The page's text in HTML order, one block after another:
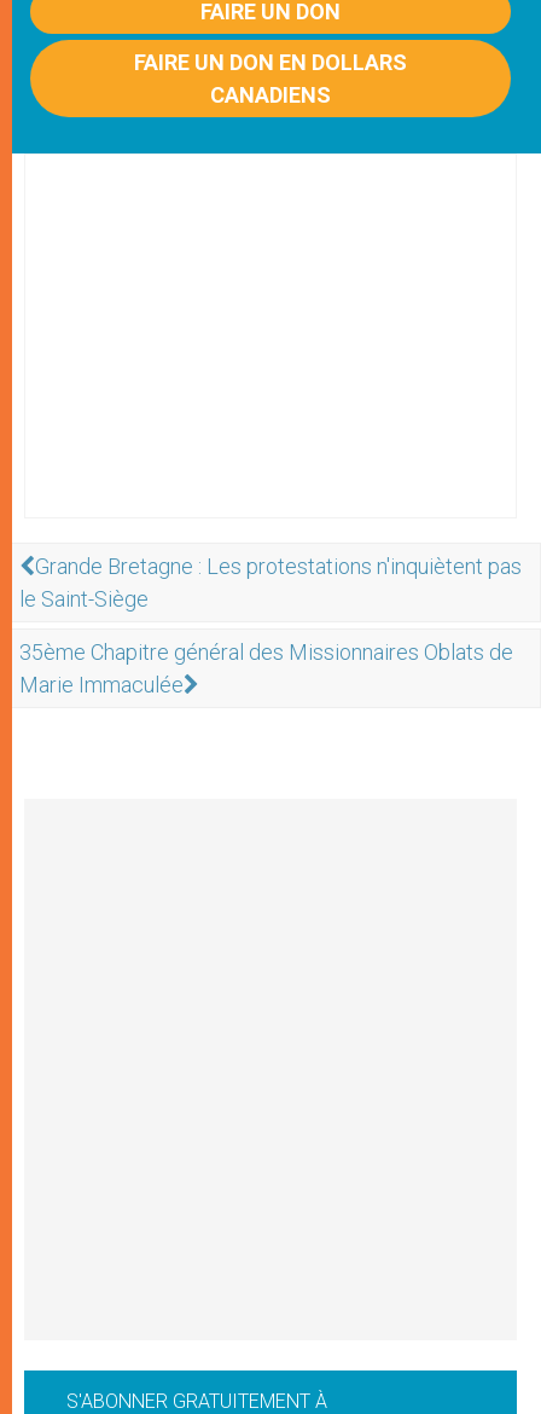
FAIRE UN DON
FAIRE UN DON EN DOLLARS
CANADIENS
Grande Bretagne : Les protestations n'inquiètent pas
le Saint-Siège
35ème Chapitre général des Missionnaires Oblats de
Marie Immaculée
S'ABONNER GRATUITEMENT À